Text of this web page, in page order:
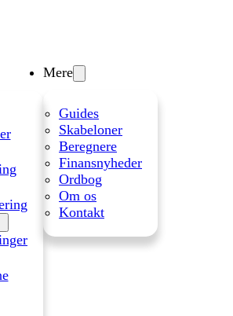
Mere
Guides
Skabeloner
Beregnere
Finansnyheder
Ordbog
Om os
Kontakt